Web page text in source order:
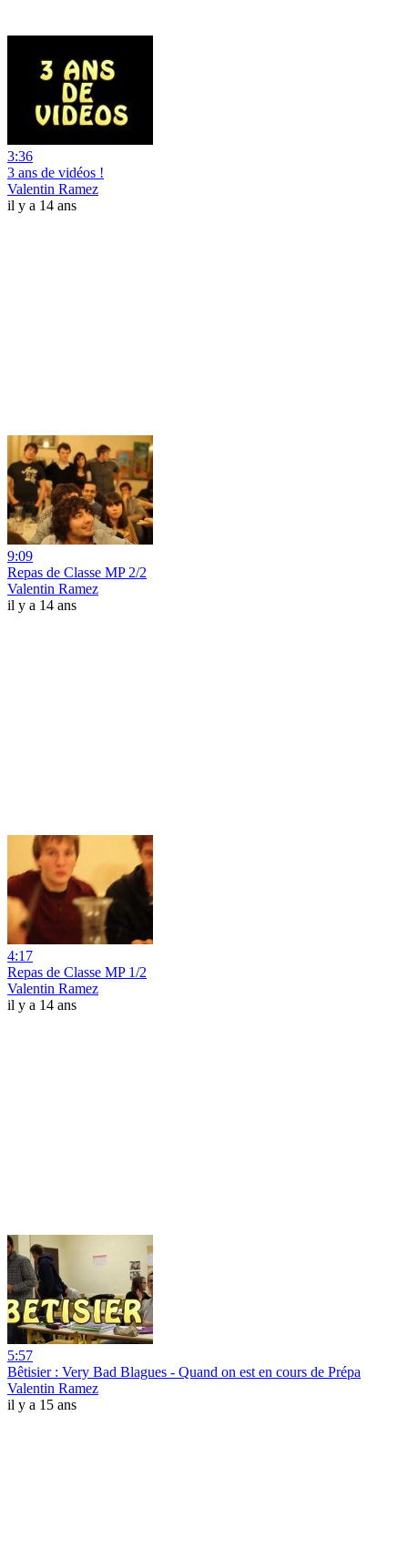
3:36
3 ans de vidéos !
Valentin Ramez
il y a 14 ans
9:09
Repas de Classe MP 2/2
Valentin Ramez
il y a 14 ans
4:17
Repas de Classe MP 1/2
Valentin Ramez
il y a 14 ans
5:57
Bêtisier : Very Bad Blagues - Quand on est en cours de Prépa
Valentin Ramez
il y a 15 ans